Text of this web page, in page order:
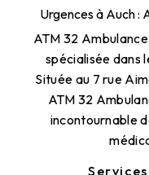
Urgences à Auch :
ATM 32
spécialisée dans
Située au 7 rue
ATM 32
incontournable